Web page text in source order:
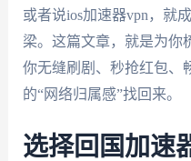
或者说ios加速器vpn，就
梁。这篇文章，就是为你
你无缝刷剧、秒抢红包、
的“网络归属感”找回来。
选择回国加速